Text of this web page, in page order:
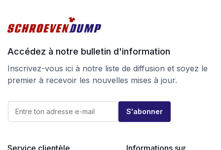
Accédez à notre bulletin d'information
Inscrivez-vous ici à notre liste de diffusion et soyez le
premier à recevoir les nouvelles mises à jour.
a
E
E
m
l
S'abonner